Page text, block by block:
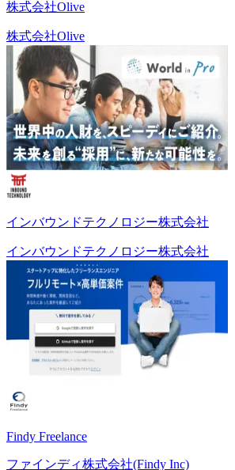
株式会社Olive
株式会社Olive
インバウンドテクノロジー株式会社
インバウンドテクノロジー株式会社
Findy Freelance
ファインディ株式会社(Findy Inc)